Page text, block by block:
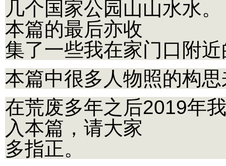
几个国家公园山山水水
本篇的最后亦收
集了一些我在家门口附
本篇中很多人物照的构
在荒废多年之后2019年
入本篇，请大家
多指正。